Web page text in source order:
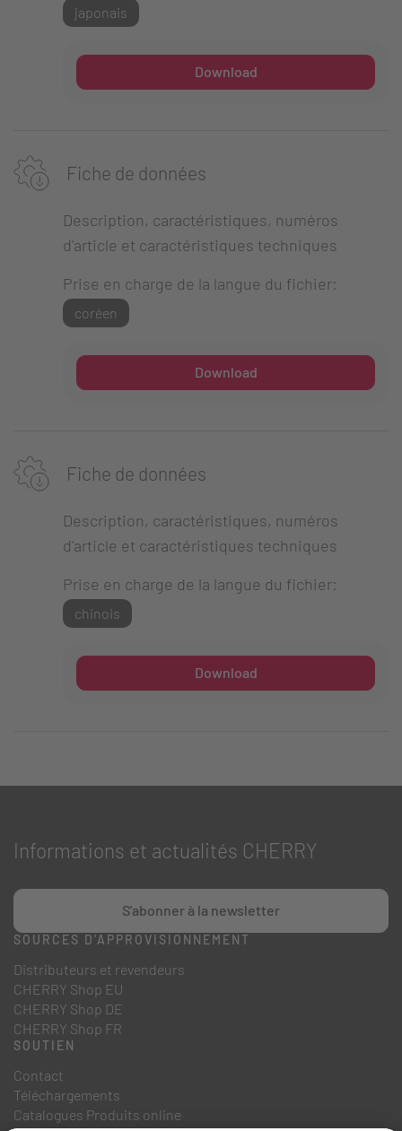
japonais
Download
Fiche de données
Description, caractéristiques, numéros
d'article et caractéristiques techniques
Prise en charge de la langue du fichier:
coréen
Download
Fiche de données
Description, caractéristiques, numéros
d'article et caractéristiques techniques
Prise en charge de la langue du fichier:
chinois
Download
Informations et actualités CHERRY
S'abonner à la newsletter
SOURCES D'APPROVISIONNEMENT
Distributeurs et revendeurs
CHERRY Shop EU
CHERRY Shop DE
CHERRY Shop FR
SOUTIEN
Contact
Téléchargements
Catalogues Produits online